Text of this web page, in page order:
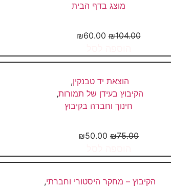
מוצג בדף הבית
₪104.00
₪60.00
הוצאת יד טבנקין,
הקיבוץ בעידן של תמורות,
חינוך וחברה בקיבוץ
₪75.00
₪50.00
הקיבוץ – מחקר היסטורי וחברתי,